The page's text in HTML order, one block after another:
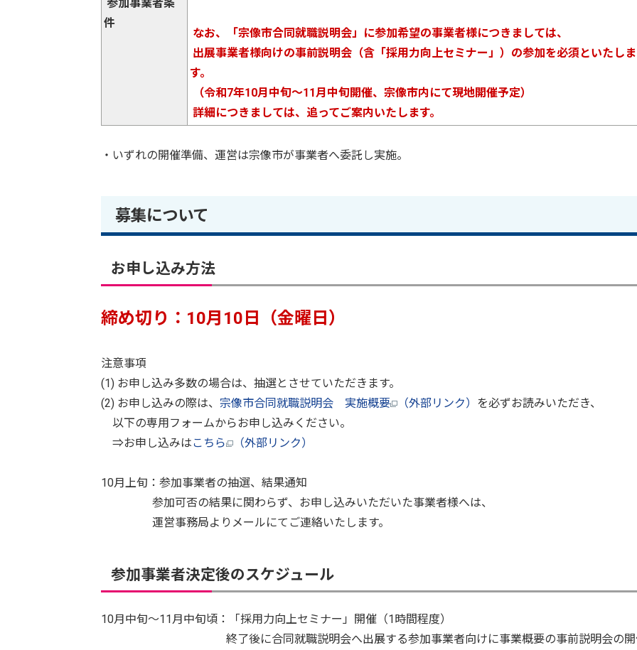
参加事業者条
件
なお、「宗像市合同就職説明会」に参加希望の事業者様につきましては、
出展事業者様向けの事前説明会（含「採用力向上セミナー」）の参加を必須といたしま
す。
（令和7年10月中旬～11月中旬開催、宗像市内にて現地開催予定）
詳細につきましては、追ってご案内いたします。
・いずれの開催準備、運営は宗像市が事業者へ委託し実施。
募集について
お申し込み方法
締め切り：10月10日（金曜日）
注意事項
(1) お申し込み多数の場合は、抽選とさせていただきます。
(2) お申し込みの際は、 宗像市合同就職説明会 実施概要 （外部リンク） を必ずお読みいただき、
以下の専用フォームからお申し込みください。
⇒お申し込みはこちら （外部リンク）
10月上旬：参加事業者の抽選、結果通知
参加可否の結果に関わらず、お申し込みいただいた事業者様へは、
運営事務局よりメールにてご連絡いたします。
参加事業者決定後のスケジュール
10月中旬～11月中旬頃：「採用力向上セミナー」開催（1時間程度）
終了後に合同就職説明会へ出展する参加事業者向けに事業概要の事前説明会の開